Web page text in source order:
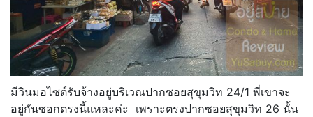
มีวินมอไซต์รับจ้างอยู่บริเวณปากซอยสุขุมวิท 24/1 พี่เขาจะ
อยู่กันซอกตรงนี้แหละค่ะ เพราะตรงปากซอยสุขุมวิท 26 นั้น